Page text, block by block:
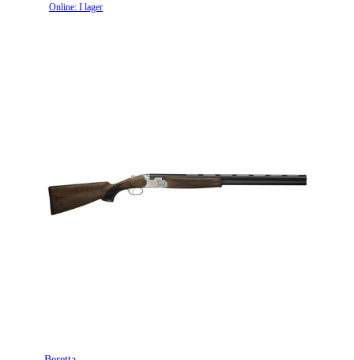
Online: I lager